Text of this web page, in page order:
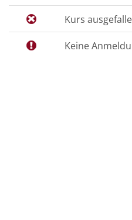
Kurs
Keine